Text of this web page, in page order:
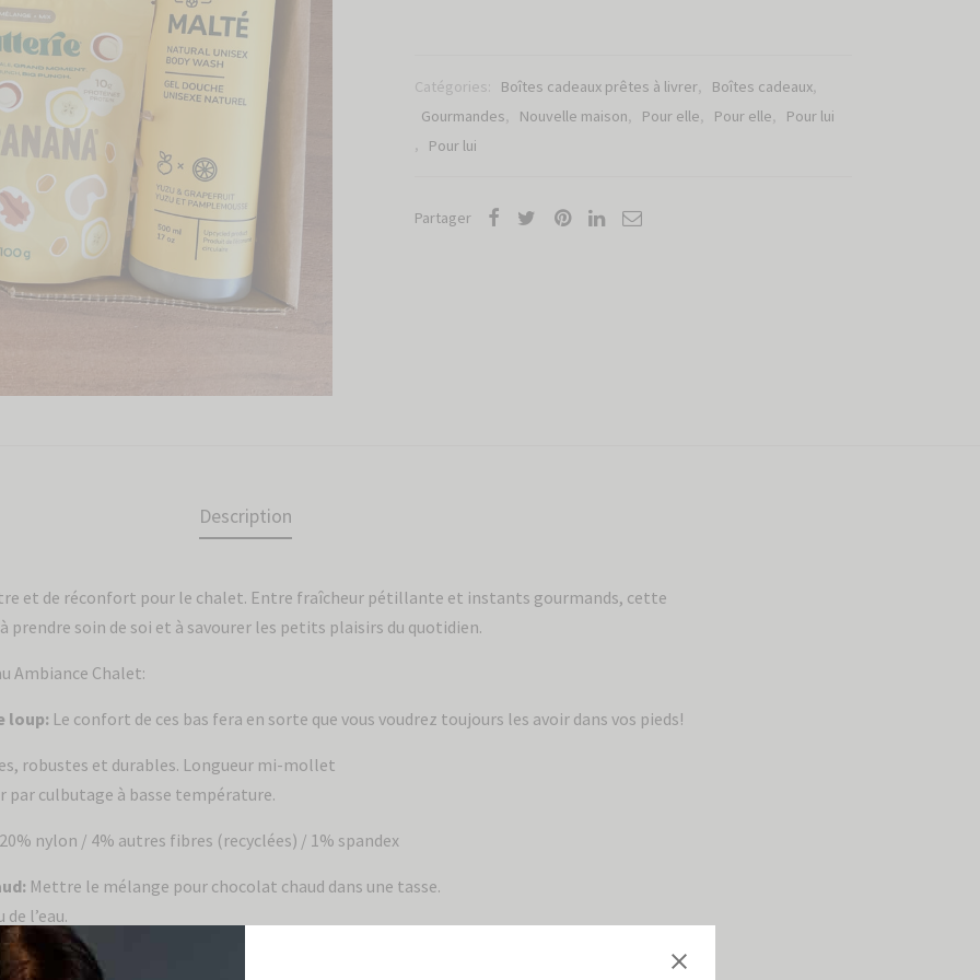
Catégories: Boîtes cadeaux prêtes à livrer, Boîtes cadeaux,
Gourmandes, Nouvelle maison, Pour elle, Pour elle,
Pour lui
,
Pour lui
Partager
Description
et de réconfort pour le chalet. Entre fraîcheur pétillante et instants gourmands, cette
prendre soin de soi et à savourer les petits plaisirs du quotidien.
Ambiance Chalet:
loup: Le confort de ces bas fera en sorte que vous voudrez toujours les avoir dans vos pieds!
robustes et durables. Longueur mi-mollet
par culbutage à basse température.
nylon / 4% autres fibres (recyclées) / 1% spandex
Mettre le mélange pour chocolat chaud dans une tasse.
l’eau.